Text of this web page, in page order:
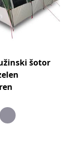
šotor